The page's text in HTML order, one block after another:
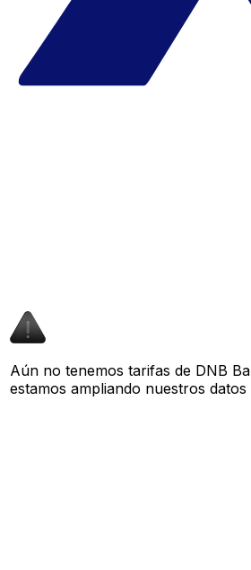
Aún no tenemos tarifas de DNB
estamos ampliando nuestros